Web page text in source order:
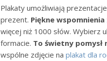
Plakaty umożliwiają
prezent. Piękne
więcej niż 1000 słów. Wybierz
formacie. To świetny
wspólne zdjęcie na plakat dla